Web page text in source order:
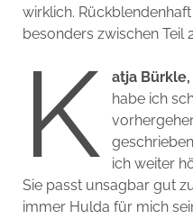
wirklich.
besonders zwischen Teil
K atja Bürkle,
habe ich
ich weiter
Sie passt unsagbar gut
immer Hulda für mich